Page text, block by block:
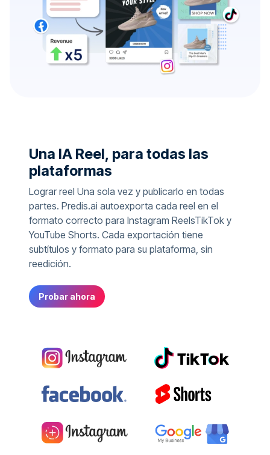
Una IA Reel, para todas las
plataformas
Lograr reel Una sola vez y publicarlo en todas
partes. Predis.ai autoexporta cada reel en el
formato correcto para Instagram ReelsTikTok y
YouTube Shorts. Cada exportación tiene
subtítulos y formato para su plataforma, sin
reedición.
Probar ahora